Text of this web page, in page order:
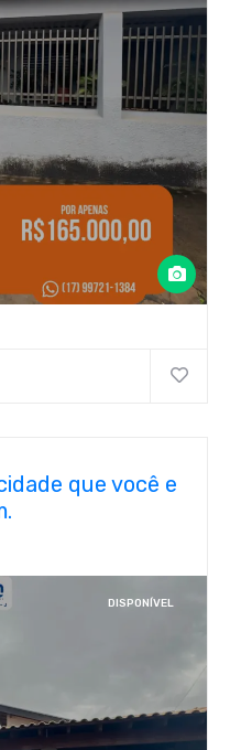
que você e
DISPONÍVEL